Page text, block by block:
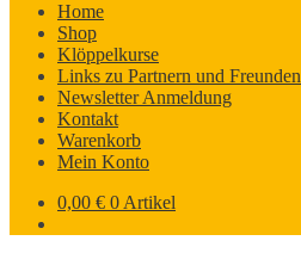
Home
Shop
Klöppelkurse
Links zu Partnern und Freunden
Newsletter Anmeldung
Kontakt
Warenkorb
Mein Konto
0,00 € 0 Artikel